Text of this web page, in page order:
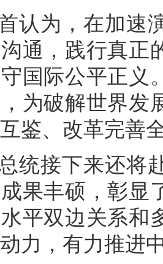
认为，在加速
通，践行真正
国际公平正义
为破解世界发
鉴、改革完善
统接下来还将
果丰硕，彰显
平双边关系和
力，有力推进